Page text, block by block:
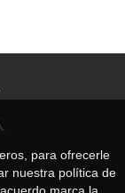
para ofrecerle
nuestra política de